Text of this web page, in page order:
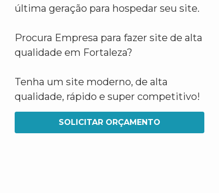
última geração para hospedar seu site.
Procura Empresa para fazer site de alta
qualidade em Fortaleza?
Tenha um site moderno, de alta
qualidade, rápido e super competitivo!
SOLICITAR ORÇAMENTO